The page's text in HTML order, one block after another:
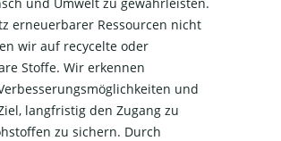
erneuerbarer Ressourcen nicht
wir auf recycelte oder
Stoffe. Wir erkennen
und
langfristig den Zugang zu
zu sichern. Durch